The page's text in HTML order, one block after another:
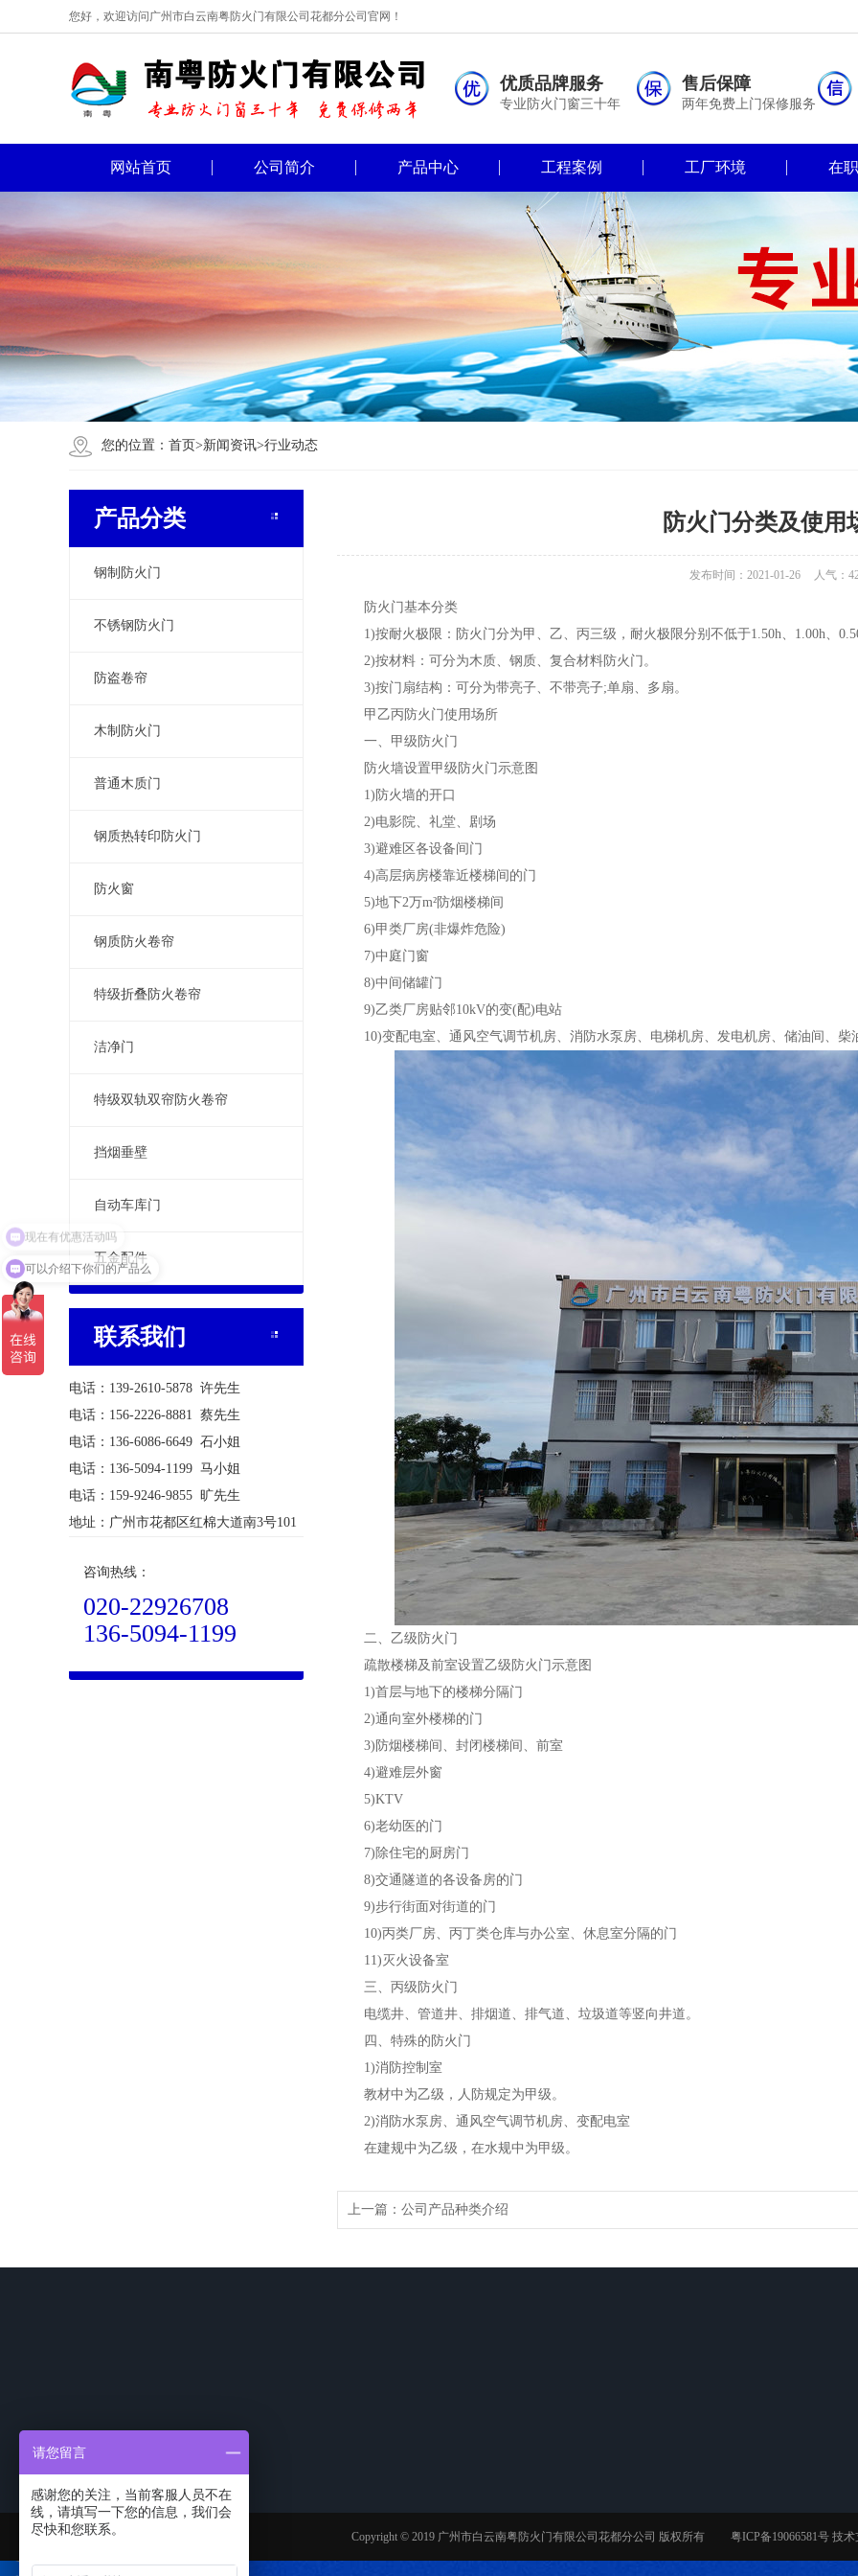
您好，欢迎访问广州市白云南粤防火门有限公司花都分公司官网！
优质品牌服务
专业防火门窗三十年
售后保障
两年免费上门保修服务
网站首页 公司简介 产品中心 工程案例 工厂环境 在
您的位置： 首页>新闻资讯>行业动态
产品分类
钢制防火门
不锈钢防火门
防盗卷帘
木制防火门
普通木质门
钢质热转印防火门
防火窗
钢质防火卷帘
特级折叠防火卷帘
洁净门
特级双轨双帘防火卷帘
挡烟垂壁
自动车库门
五金配件
联系我们
电话：139-2610-5878 许先生
电话：156-2226-8881 蔡先生
电话：136-6086-6649 石小姐
电话：136-5094-1199 马小姐
电话：159-9246-9855 旷先生
地址：广州市花都区红棉大道南3号101
咨询热线：
020-22926708
136-5094-1199
防火门分类及使用
发布时间：2021-01-26 人气：
防火门基本分类
1)按耐火极限：防火门分为甲、乙、丙三级，耐火极限分别不低于1.50h、1.00h、
2)按材料：可分为木质、钢质、复合材料防火门。
3)按门扇结构：可分为带亮子、不带亮子;单扇、多扇。
甲乙丙防火门使用场所
一、甲级防火门
防火墙设置甲级防火门示意图
1)防火墙的开口
2)电影院、礼堂、剧场
3)避难区各设备间门
4)高层病房楼靠近楼梯间的门
5)地下2万m²防烟楼梯间
6)甲类厂房(非爆炸危险)
7)中庭门窗
8)中间储罐门
9)乙类厂房贴邻10kV的变(配)电站
10)变配电室、通风空气调节机房、消防水泵房、电梯机房、发电机房、储油间、柴
二、乙级防火门
疏散楼梯及前室设置乙级防火门示意图
1)首层与地下的楼梯分隔门
2)通向室外楼梯的门
3)防烟楼梯间、封闭楼梯间、前室
4)避难层外窗
5)KTV
6)老幼医的门
7)除住宅的厨房门
8)交通隧道的各设备房的门
9)步行街面对街道的门
10)丙类厂房、丙丁类仓库与办公室、休息室分隔的门
11)灭火设备室
三、丙级防火门
电缆井、管道井、排烟道、排气道、垃圾道等竖向井道。
四、特殊的防火门
1)消防控制室
教材中为乙级，人防规定为甲级。
2)消防水泵房、通风空气调节机房、变配电室
在建规中为乙级，在水规中为甲级。
上一篇： 公司产品种类介绍
公司简介
公司简介
团队风采
资质证书
产品中心
钢制防火门
Copyright © 2019 广州市白云南粤防火门有限公司花都分公司 版权所有 粤ICP备19066581号 技术
可以介绍下你们的产品么
请您留言
感谢您的关注，当前客服人员不在
线，请填写一下您的信息，我们会
尽快和您联系。